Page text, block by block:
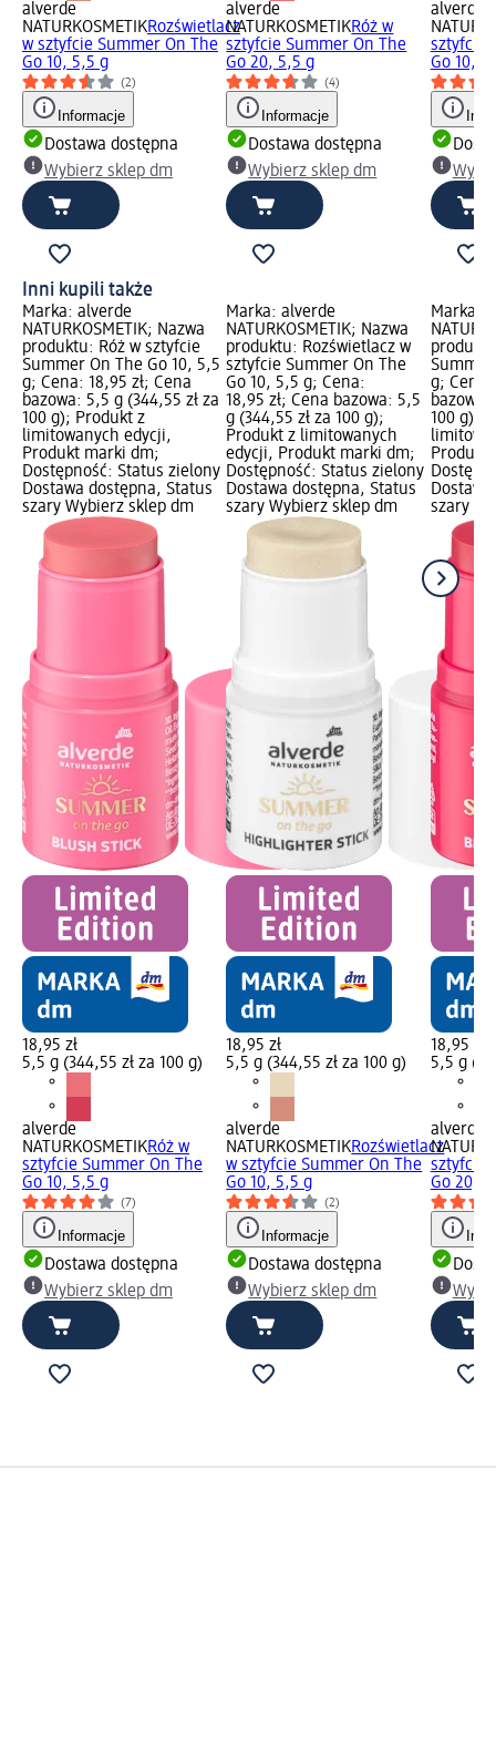
alverde
NATURKOSMETIKRozświetlacz
w sztyfcie Summer On The
Go 10, 5,5 g
(2)
Informacje
Dostawa dostępna
Wybierz sklep dm
alverde
NATURKOSMETIKRóż w
sztyfcie Summer On The
Go 20, 5,5 g
(4)
Informacje
Dostawa dostępna
Wybierz sklep dm
alverde
sztyfcie
Go 10,
Inni kupili także
Marka: alverde
NATURKOSMETIK; Nazwa
produktu: Róż w sztyfcie
Summer On The Go 10, 5,5
g; Cena: 18,95 zł; Cena
bazowa: 5,5 g (344,55 zł za
100 g); Produkt z
limitowanych edycji,
Produkt marki dm;
Dostępność: Status zielony
Dostawa dostępna, Status
szary Wybierz sklep dm
18,95 zł
5,5 g (344,55 zł za 100 g)
alverde
NATURKOSMETIKRóż w
sztyfcie Summer On The
Go 10, 5,5 g
(7)
Informacje
Dostawa dostępna
Wybierz sklep dm
Marka: alverde
NATURKOSMETIK; Nazwa
produktu: Rozświetlacz w
sztyfcie Summer On The
Go 10, 5,5 g; Cena:
18,95 zł; Cena bazowa: 5,5
g (344,55 zł za 100 g);
Produkt z limitowanych
edycji, Produkt marki dm;
Dostępność: Status zielony
Dostawa dostępna, Status
szary Wybierz sklep dm
18,95 zł
5,5 g (344,55 zł za 100 g)
alverde
NATURKOSMETIKRozświetlacz
w sztyfcie Summer On The
Go 10, 5,5 g
(2)
Informacje
Dostawa dostępna
Wybierz sklep dm
Marka:
g; Cena:
bazowa:
100 g);
Produkt
szary
18,95 zł
5,5 g
alverde
sztyfcie
Go 20,